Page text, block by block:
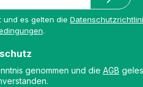
und es gelten die
.
genommen und die AGB